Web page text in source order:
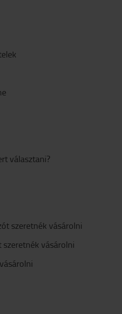
választani?
szeretnék vásárolni
vásárolni